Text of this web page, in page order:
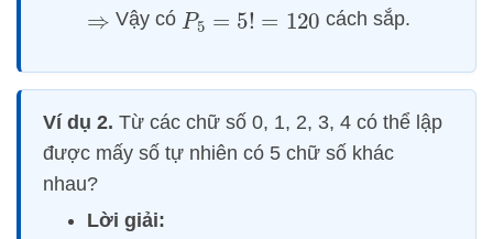
⇒ Vậy có P5 =5 != 120 cách sắp.
Ví dụ 2. Từ các chữ số 0, 1, 2, 3, 4 có thể lập
được mấy số tự nhiên có 5 chữ số khác
nhau?
Lời giải: